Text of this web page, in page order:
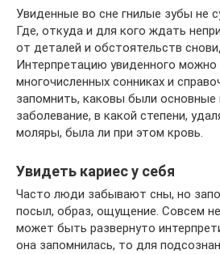
Увиденные во сне гнилые зубы не
Где, откуда и для кого ждать
от деталей и обстоятельств
Интерпретацию увиденного
многочисленных сонниках и
запомнить, каковы были
заболевание, в какой степени,
моляры, была ли при этом кровь.
Увидеть кариес у себя
Часто люди забывают сны, но
посыл, образ, ощущение. Совсем
может быть развернуто
она запомнилась, то для